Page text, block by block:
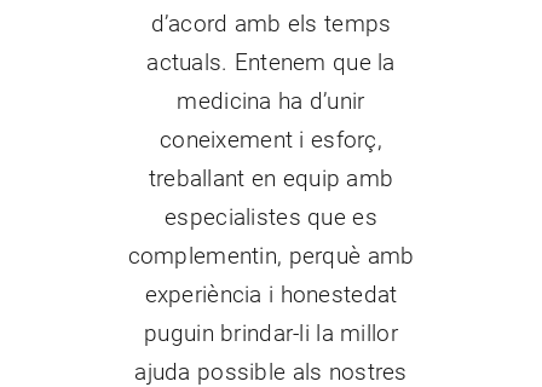
d’acord amb els temps
actuals. Entenem que la
medicina ha d’unir
coneixement i esforç,
treballant en equip amb
especialistes que es
complementin, perquè amb
experiència i honestedat
puguin brindar-li la millor
ajuda possible als nostres